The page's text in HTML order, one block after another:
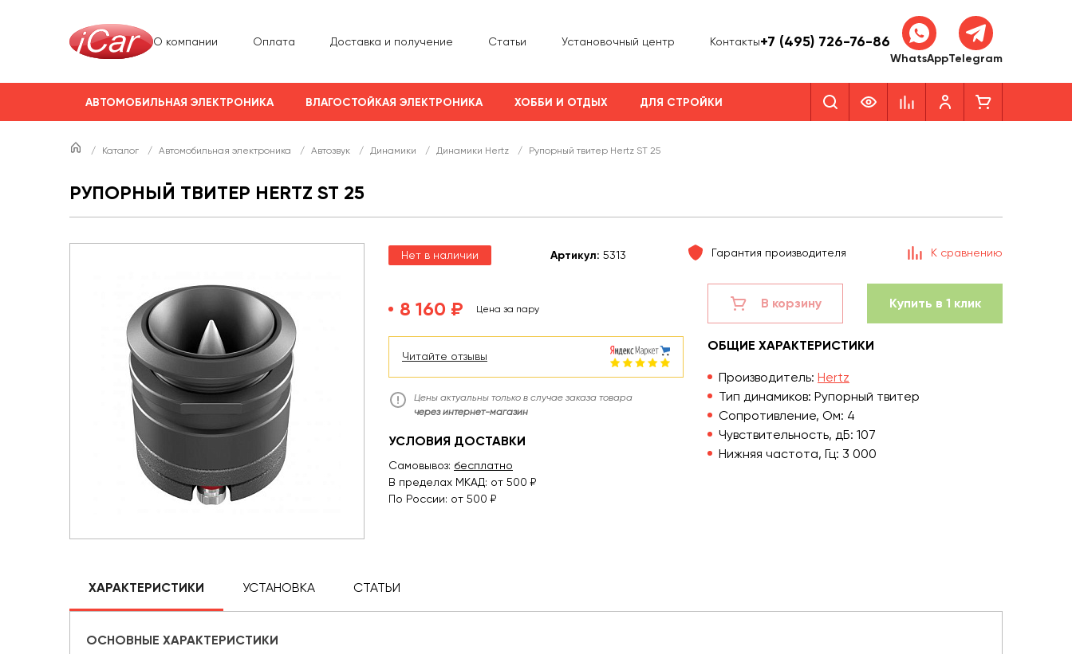
О компании Оплата Доставка и получение Статьи Установочный центр Контакты+7 (495) 726-76-86
WhatsAppTelegram
АВТОМОБИЛЬНАЯ ЭЛЕКТРОНИКА ВЛАГОСТОЙКАЯ ЭЛЕКТРОНИКА ХОББИ И ОТДЫХ ДЛЯ СТРОЙКИ
/ Каталог / Автомобильная электроника / Автозвук / Динамики / Динамики Hertz / Рупорный твитер Hertz ST 25
РУПОРНЫЙ ТВИТЕР HERTZ ST 25
Нет в наличии Артикул: 5313 Гарантия производителя К сравнению
8 160 ₽ Цена за пару
Читайте отзывы
Цены актуальны только в случае заказа товара
через интернет-магазин
УСЛОВИЯ ДОСТАВКИ
Самовывоз: бесплатно
В пределах МКАД: от 500 ₽
По России: от 500 ₽
В корзину Купить в 1 клик
ОБЩИЕ ХАРАКТЕРИСТИКИ
Производитель: Hertz
Тип динамиков: Рупорный твитер
Сопротивление, Ом: 4
Чувствительность, дБ: 107
Нижняя частота, Гц: 3 000
ХАРАКТЕРИСТИКИ УСТАНОВКА СТАТЬИ
ОСНОВНЫЕ ХАРАКТЕРИСТИКИ